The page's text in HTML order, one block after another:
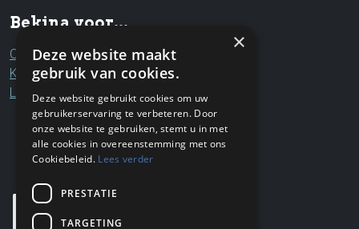
Bekina voor...
Ouders & grootouders
Kinderen & jongeren
Leerkrachten & professionals
×
Deze website maakt
gebruik van cookies.
Deze website gebruikt cookies om uw
gebruikerservaring te verbeteren. Door
onze website te gebruiken, stemt u in met
alle cookies in overeenstemming met ons
Cookiebeleid. Lees verder
PRESTATIE
TARGETING